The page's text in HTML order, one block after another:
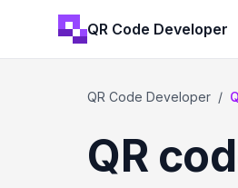
QR Code Developer
QR Code Developer /
QR